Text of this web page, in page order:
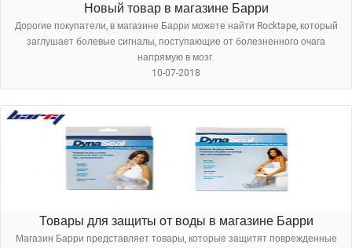
Новый товар в магазине Барри
Дорогие покупатели, в магазине Барри можете найти Rocktape, который
заглушает болевые сигналы, поступающие от болезненного очага
напрямую в мозг.
10-07-2018
Товары для защиты от воды в магазине Барри
Магазин Барри представляет товары, которые защитят поврежденные